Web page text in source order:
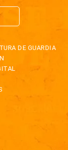
DE GUARDIA